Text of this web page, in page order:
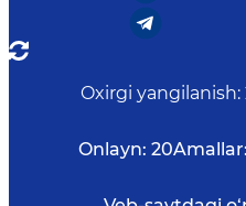
Oxirgi yangilanish:
Onlayn: 20Amallar: